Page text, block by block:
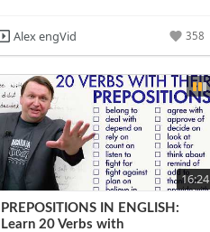
Alex engVid 358
16:24
PREPOSITIONS IN ENGLISH:
Learn 20 Verbs with